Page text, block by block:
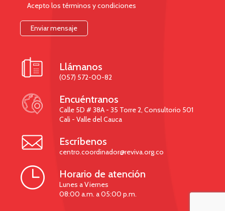
Acepto los términos y condiciones
 Llámanos
(057) 572-00-82
 Encuéntranos
Calle 5D # 38A - 35 Torre 2, Consultorio 501
Cali - Valle del Cauca
 Escríbenos
centro.coordinador@reviva.org.co
 Horario de atención
Lunes a Viernes
08:00 a.m. a 05:00 p.m.